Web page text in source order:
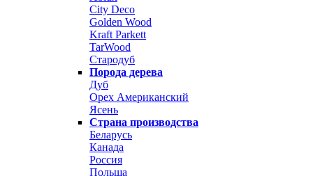
City Deco
Golden Wood
Kraft Parkett
TarWood
Стародуб
Порода дерева
Дуб
Орех Американский
Ясень
Страна производства
Беларусь
Канада
Россия
Польша